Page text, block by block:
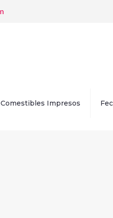
Comestibles Impresos